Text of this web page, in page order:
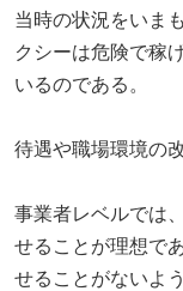
当時の状況をいま
クシーは危険で稼
いるのである。
待遇や職場環境の
事業者レベルでは
せることが理想で
せることがないよ